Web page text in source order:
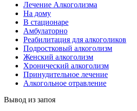
Лечение Алкоголизма
На дому
В стационаре
Амбулаторно
Реабилитация для алкоголиков
Подростковый алкоголизм
Женский алкоголизм
Хронический алкоголизм
Принудительное лечение
Алкогольное отравление
Вывод из запоя